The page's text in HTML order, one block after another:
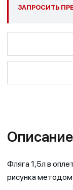
ЗАПРОСИТЬ
Описание
Фляга 1,5л в
рисунка